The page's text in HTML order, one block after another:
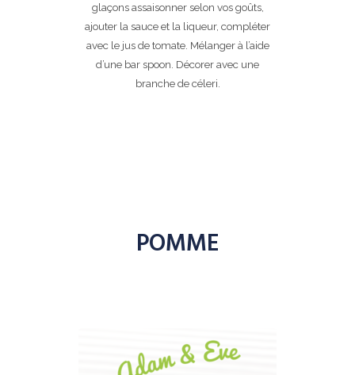
glaçons assaisonner selon vos goûts,
ajouter la sauce et la liqueur, compléter
avec le jus de tomate. Mélanger à l’aide
d’une bar spoon. Décorer avec une
branche de céleri.
POMME